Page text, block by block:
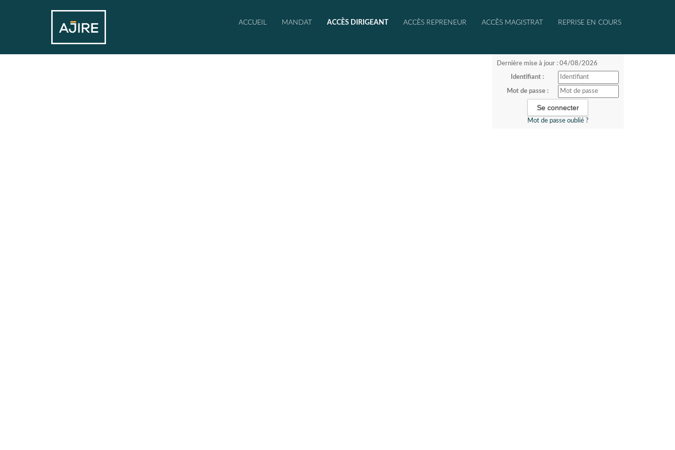
ACCUEIL MANDAT ACCÈS DIRIGEANT ACCÈS REPRENEUR ACCÈS MAGISTRAT REPRISE EN COURS
Dernière mise à jour : 04/08/2026
Identifiant :
Mot de passe :
Mot de passe oublié ?